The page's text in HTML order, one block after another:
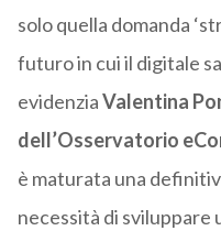
solo quella domanda
futuro in cui il digitale
evidenziaValentina
dell’Osservatorio
è maturata una
necessità di sviluppare